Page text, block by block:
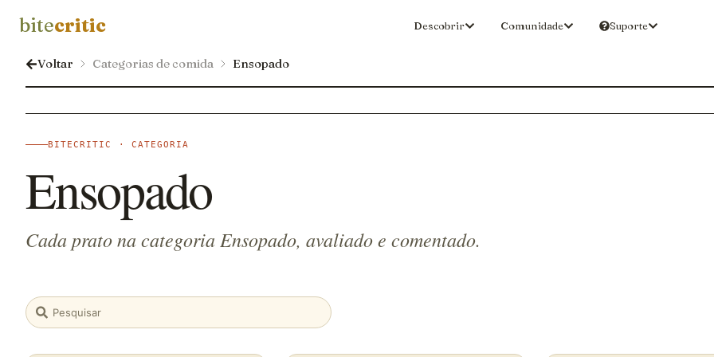
bitecritic Descobrir Comunidade Suporte
Voltar Categorias de comida Ensopado
BITECRITIC · CATEGORIA
Ensopado
Cada prato na categoria Ensopado, avaliado e comentado.